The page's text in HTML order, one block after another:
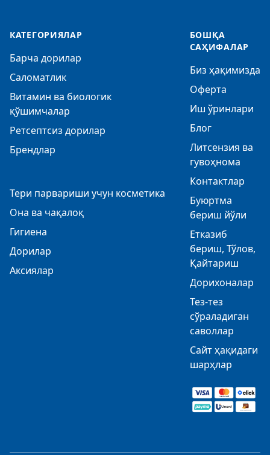
КАТЕГОРИЯЛАР
Барча дорилар
Саломатлик
Витамин ва биологик
қўшимчалар
Ретсептсиз дорилар
Брендлар
Тери парвариши учун косметика
Она ва чақалоқ
Гигиена
Дорилар
Аксиялар
БОШҚА
САҲИФАЛАР
Биз ҳақимизда
Оферта
Иш ўринлари
Блог
Литсензия ва
гувоҳнома
Контактлар
Буюртма
бериш йўли
Етказиб
бериш, Тўлов,
Қайтариш
Дорихоналар
Тез-тез
сўраладиган
саволлар
Сайт ҳақидаги
шарҳлар